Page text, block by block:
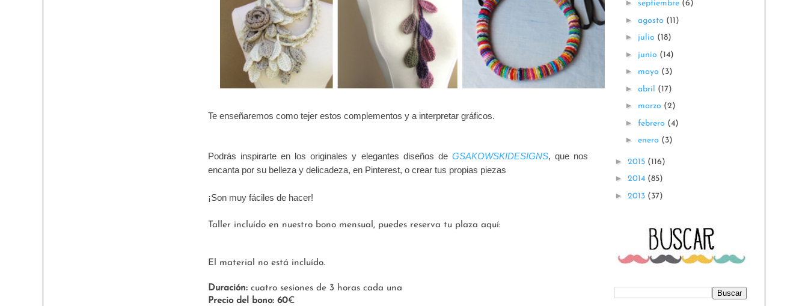
Te enseñaremos como tejer estos complementos y a interpretar gráficos.
Podrás inspirarte en los originales y elegantes diseños de GSAKOWSKIDESIGNS, que nos
encanta por su belleza y delicadeza, en Pinterest, o crear tus propias piezas
¡Son muy fáciles de hacer!
Taller incluído en nuestro bono mensual, puedes reserva tu plaza aquí:
El material no está incluído.
Duración: cuatro sesiones de 3 horas cada una
Precio del bono: 60€
► septiembre (6)
► agosto (11)
► julio (18)
► junio (14)
► mayo (3)
► abril (17)
► marzo (2)
► febrero (4)
► enero (3)
► 2015 (116)
► 2014 (85)
► 2013 (37)